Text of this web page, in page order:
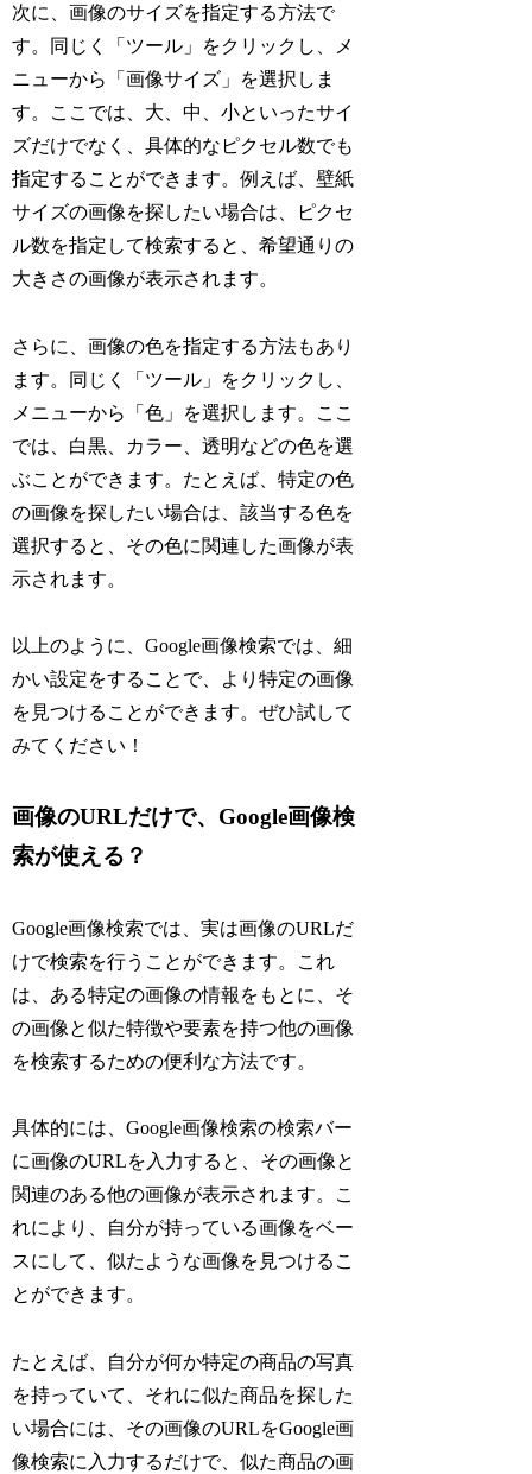
次に、画像のサイズを指定する方法で
す。同じく「ツール」をクリックし、メ
ニューから「画像サイズ」を選択しま
す。ここでは、大、中、小といったサイ
ズだけでなく、具体的なピクセル数でも
指定することができます。例えば、壁紙
サイズの画像を探したい場合は、ピクセ
ル数を指定して検索すると、希望通りの
大きさの画像が表示されます。
さらに、画像の色を指定する方法もあり
ます。同じく「ツール」をクリックし、
メニューから「色」を選択します。ここ
では、白黒、カラー、透明などの色を選
ぶことができます。たとえば、特定の色
の画像を探したい場合は、該当する色を
選択すると、その色に関連した画像が表
示されます。
以上のように、Google画像検索では、細
かい設定をすることで、より特定の画像
を見つけることができます。ぜひ試して
みてください！
画像のURLだけで、Google画像検
索が使える？
Google画像検索では、実は画像のURLだ
けで検索を行うことができます。これ
は、ある特定の画像の情報をもとに、そ
の画像と似た特徴や要素を持つ他の画像
を検索するための便利な方法です。
具体的には、Google画像検索の検索バー
に画像のURLを入力すると、その画像と
関連のある他の画像が表示されます。こ
れにより、自分が持っている画像をベー
スにして、似たような画像を見つけるこ
とができます。
たとえば、自分が何か特定の商品の写真
を持っていて、それに似た商品を探した
い場合には、その画像のURLをGoogle画
像検索に入力するだけで、似た商品の画